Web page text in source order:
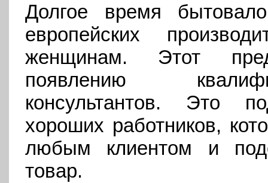
Долгое время
европейских
женщинам. Этот
появлению
консультантов. Это
хороших работников,
любым клиентом и
товар.